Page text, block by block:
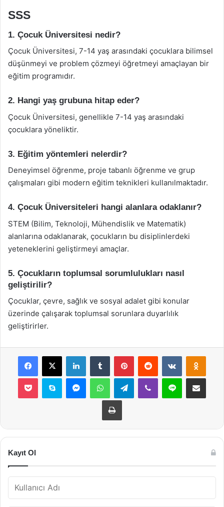
SSS
1. Çocuk Üniversitesi nedir?
Çocuk Üniversitesi, 7-14 yaş arasındaki çocuklara bilimsel
düşünmeyi ve problem çözmeyi öğretmeyi amaçlayan bir
eğitim programıdır.
2. Hangi yaş grubuna hitap eder?
Çocuk Üniversitesi, genellikle 7-14 yaş arasındaki
çocuklara yöneliktir.
3. Eğitim yöntemleri nelerdir?
Deneyimsel öğrenme, proje tabanlı öğrenme ve grup
çalışmaları gibi modern eğitim teknikleri kullanılmaktadır.
4. Çocuk Üniversiteleri hangi alanlara odaklanır?
STEM (Bilim, Teknoloji, Mühendislik ve Matematik)
alanlarına odaklanarak, çocukların bu disiplinlerdeki
yeteneklerini geliştirmeyi amaçlar.
5. Çocukların toplumsal sorumlulukları nasıl
geliştirilir?
Çocuklar, çevre, sağlık ve sosyal adalet gibi konular
üzerinde çalışarak toplumsal sorunlara duyarlılık
geliştirirler.
Facebook
X LinkedInTumblr PinterestReddit VKontakte
Pocket Skype MessengerWhatsAppTelegramViber Line E-Posta ile
Yazdır
Kayıt Ol